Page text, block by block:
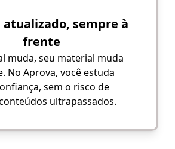
atualizado, sempre à
frente
muda, seu material muda
No Aprova, você estuda
sem o risco de
ultrapassados.